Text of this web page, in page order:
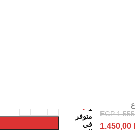
EGP
1.450,00
1
متوفر
في
المخزون